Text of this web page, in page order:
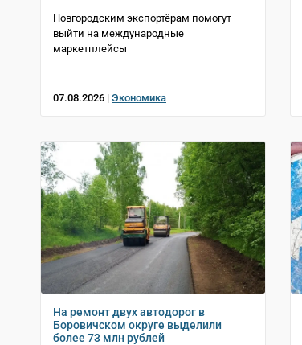
Новгородским экспортёрам помогут
выйти на международные
маркетплейсы
07.08.2026 | Экономика
На ремонт двух автодорог в
Боровичском округе выделили
более 73 млн рублей